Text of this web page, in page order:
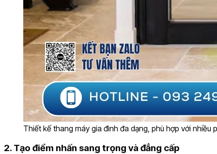
Thiết kế thang máy gia đình đa dạng, phù hợp với
2. Tạo điểm nhấn sang trọng và đẳng cấp